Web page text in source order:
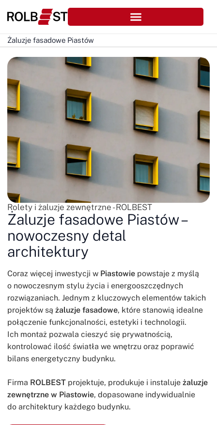
Żaluzje fasadowe Piastów
Rolety i żaluzje zewnętrzne - ROLBEST
Żaluzje fasadowe Piastów –
nowoczesny detal
architektury
Coraz więcej inwestycji w Piastowie powstaje z myślą
o nowoczesnym stylu życia i energooszczędnych
rozwiązaniach. Jednym z kluczowych elementów takich
projektów są żaluzje fasadowe, które stanowią idealne
połączenie funkcjonalności, estetyki i technologii.
Ich montaż pozwala cieszyć się prywatnością,
kontrolować ilość światła we wnętrzu oraz poprawić
bilans energetyczny budynku.
Firma ROLBEST projektuje, produkuje i instaluje żaluzje
zewnętrzne w Piastowie, dopasowane indywidualnie
do architektury każdego budynku.